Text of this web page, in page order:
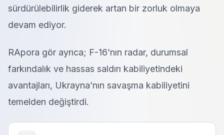
sürdürülebilirlik giderek artan bir zorluk olmaya
devam ediyor.
RApora gör ayrıca; F-16’nın radar, durumsal
farkındalık ve hassas saldırı kabiliyetindeki
avantajları, Ukrayna’nın savaşma kabiliyetini
temelden değiştirdi.